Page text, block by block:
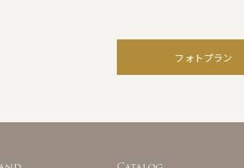
フォトプラン